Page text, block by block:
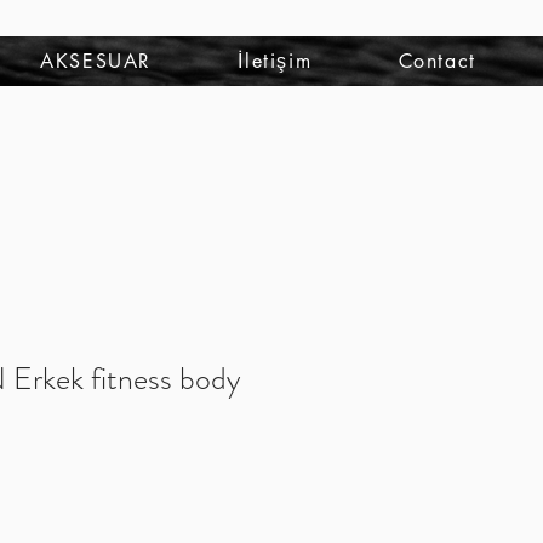
Se connecter
AKSESUAR İletişim Contact
fitness body